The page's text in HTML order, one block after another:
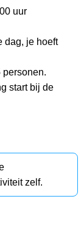
uur
dag, je hoeft
personen.
start bij de
zelf.